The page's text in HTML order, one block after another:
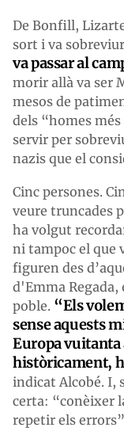
De Bonfill,
sort i va
va passar al
morir allà va ser
mesos de
dels “homes
servir per
nazis que el
Cinc persones.
veure truncades
ha volgut
ni tampoc el que
figuren des
d'Emma Regada,
poble. “Els
sense aquests
Europa vuitanta
històricament,
indicat Alcobé. I,
certa: “conèixer
repetir els